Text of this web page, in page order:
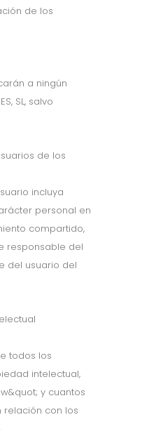
de los
a ningún
SL, salvo
de los
incluya
personal en
compartido,
responsable del
del usuario del
todos los
intelectual,
y cuantos
con los